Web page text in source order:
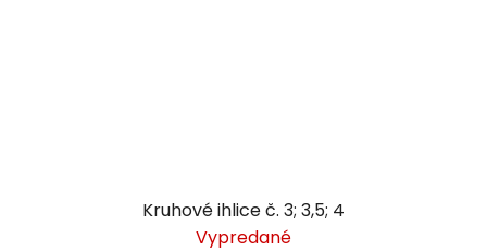
Kruhové ihlice č. 3; 3,5; 4
Vypredané